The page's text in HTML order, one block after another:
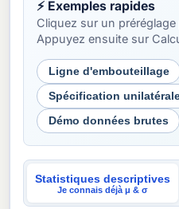
⚡ Exemples rapides
Cliquez sur un
Appuyez ensuite sur
Ligne d'embouteillage
Spécification
Démo données brutes
Statistiques descriptives
Je connais déjà μ & σ